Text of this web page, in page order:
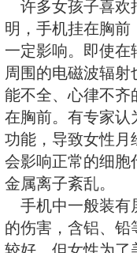
少怀疑因手
美国马里兰
他患上了癌
欧洲防癌杂
期使用手机
30%。使用
使用手机的
最好先把手